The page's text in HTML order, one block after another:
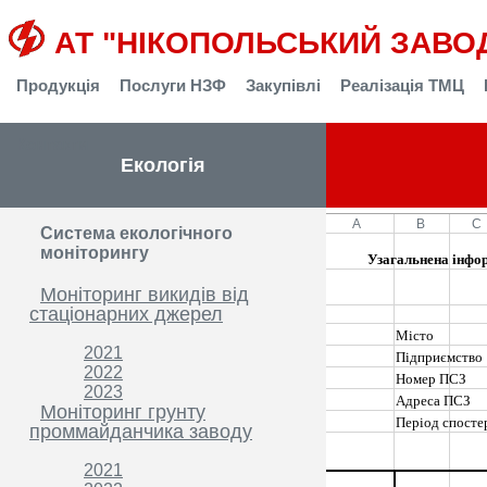
АТ "НІКОПОЛЬСЬКИЙ
Продукція Послуги НЗФ Закупівлі Реалізація ТМЦ
Екологія
Система екологічного
моніторингу
Моніторинг викидів від
стаціонарних джерел
2021
2022
2023
Моніторинг грунту
проммайданчика заводу
2021
A B C
Місто
Узагальнена
Підприємство
Номер ПСЗ
Адреса ПСЗ
Період